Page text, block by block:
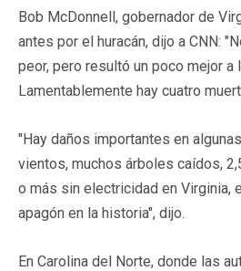
Bob McDonnell, gobernador de
antes por el huracán, dijo a CNN:
peor, pero resultó un poco mejor a
Lamentablemente hay cuatro
"Hay daños importantes en
vientos, muchos árboles caídos,
o más sin electricidad en Virginia,
apagón en la historia", dijo.
En Carolina del Norte, donde las